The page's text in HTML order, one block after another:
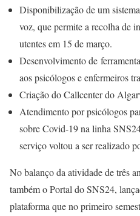
Disponibilização de um
voz, que permite a recolha de
utentes em 15 de março.
Desenvolvimento de
aos psicólogos e enfermeiros
Criação do Callcenter do
Atendimento por psicólogos
sobre Covid-19 na linha
serviço voltou a ser realizado
No balanço da atividade de três
também o Portal do SNS24,
plataforma que no primeiro